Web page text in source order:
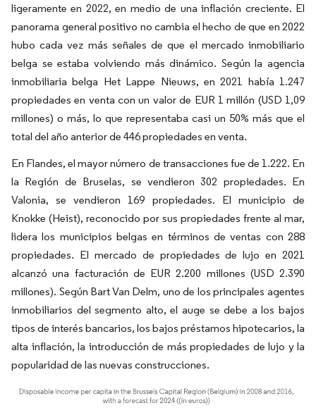
ligeramente en 2022, en medio de una inflación creciente. El
panorama general positivo no cambia el hecho de que en 2022
hubo cada vez más señales de que el mercado inmobiliario
belga se estaba volviendo más dinámico. Según la agencia
inmobiliaria belga Het Lappe Nieuws, en 2021 había 1.247
propiedades en venta con un valor de EUR 1 millón (USD 1,09
millones) o más, lo que representaba casi un 50% más que el
total del año anterior de 446 propiedades en venta.
En Flandes, el mayor número de transacciones fue de 1.222. En
la Región de Bruselas, se vendieron 302 propiedades. En
Valonia, se vendieron 169 propiedades. El municipio de
Knokke (Heist), reconocido por sus propiedades frente al mar,
lidera los municipios belgas en términos de ventas con 288
propiedades. El mercado de propiedades de lujo en 2021
alcanzó una facturación de EUR 2.200 millones (USD 2.390
millones). Según Bart Van Delm, uno de los principales agentes
inmobiliarios del segmento alto, el auge se debe a los bajos
tipos de interés bancarios, los bajos préstamos hipotecarios, la
alta inflación, la introducción de más propiedades de lujo y la
popularidad de las nuevas construcciones.